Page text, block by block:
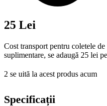
25 Lei
Cost transport pentru coletele
suplimentare, se adaugă 25 lei
2 se uită la acest produs acum
Specificații